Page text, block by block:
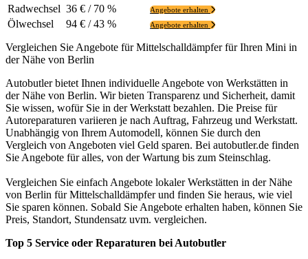
Radwechsel 36 € / 70 % Angebote erhalten
Ölwechsel 94 € / 43 % Angebote erhalten
Vergleichen Sie Angebote für Mittelschalldämpfer für Ihren Mini in
der Nähe von Berlin
Autobutler bietet Ihnen individuelle Angebote von Werkstätten in
der Nähe von Berlin. Wir bieten Transparenz und Sicherheit, damit
Sie wissen, wofür Sie in der Werkstatt bezahlen. Die Preise für
Autoreparaturen variieren je nach Auftrag, Fahrzeug und Werkstatt.
Unabhängig von Ihrem Automodell, können Sie durch den
Vergleich von Angeboten viel Geld sparen. Bei autobutler.de finden
Sie Angebote für alles, von der Wartung bis zum Steinschlag.
Vergleichen Sie einfach Angebote lokaler Werkstätten in der Nähe
von Berlin für Mittelschalldämpfer und finden Sie heraus, wie viel
Sie sparen können. Sobald Sie Angebote erhalten haben, können Sie
Preis, Standort, Stundensatz uvm. vergleichen.
Top 5 Service oder Reparaturen bei Autobutler